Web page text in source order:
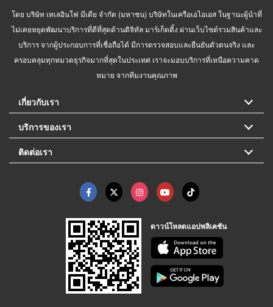
โดย บริษัท เทเลอินโฟ มีเดีย จำกัด (มหาชน) บริษัทในเครือเอไอเอส ในฐานะผู้นำที่
ไม่เคยหยุดพัฒนาบริการที่ดีที่สุดด้านดิจิทัล มาร์เก็ตติ้ง ผ่านเว็บไซต์รวมสินค้าและ
บริการ จากผู้ประกอบการที่เชื่อถือได้ มีการตรวจสอบและยืนยันตัวตนจริง และ
ครอบคลุมทุกหมวดธุรกิจมากที่สุดในประเทศ เราจะมอบบริการที่เหนือความคาด
หมาย จากทีมงานคุณภาพ
เกี่ยวกับเรา
บริการของเรา
ติดต่อเรา
ดาวน์โหลดแอปพลิเคชัน